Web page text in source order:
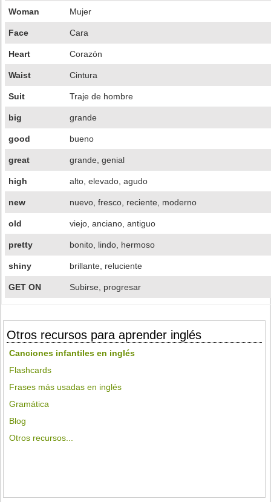
Woman Mujer
Face Cara
Heart Corazón
Waist Cintura
Suit Traje de hombre
big grande
good bueno
great grande, genial
high alto, elevado, agudo
new nuevo, fresco, reciente, moderno
old viejo, anciano, antiguo
pretty bonito, lindo, hermoso
shiny brillante, reluciente
GET ON Subirse, progresar
Otros recursos para aprender inglés
Canciones infantiles en inglés
Flashcards
Frases más usadas en inglés
Gramática
Blog
Otros recursos...